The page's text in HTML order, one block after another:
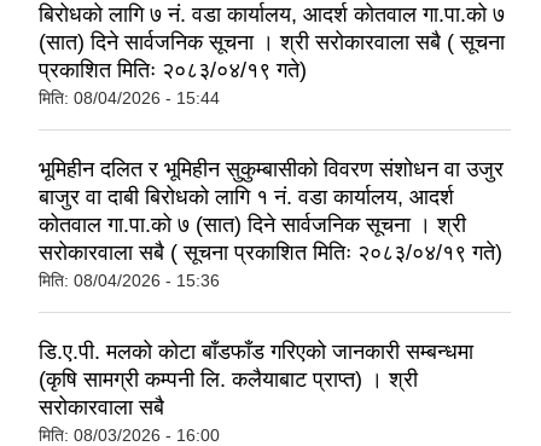
बिरोधको लागि ७ नं. वडा कार्यालय, आदर्श कोतवाल गा.पा.को ७
(सात) दिने सार्वजनिक सूचना । श्री सरोकारवाला सबै ( सूचना
प्रकाशित मितिः २०८३/०४/१९ गते)
मिति: 08/04/2026 - 15:44
भूमिहीन दलित र भूमिहीन सुकुम्बासीको विवरण संशोधन वा उजुर
बाजुर वा दाबी बिरोधको लागि १ नं. वडा कार्यालय, आदर्श
कोतवाल गा.पा.को ७ (सात) दिने सार्वजनिक सूचना । श्री
सरोकारवाला सबै ( सूचना प्रकाशित मितिः २०८३/०४/१९ गते)
मिति: 08/04/2026 - 15:36
डि.ए.पी. मलको कोटा बाँडफाँड गरिएको जानकारी सम्बन्धमा
(कृषि सामग्री कम्पनी लि. कलैयाबाट प्राप्त) । श्री
सरोकारवाला सबै
मिति: 08/03/2026 - 16:00